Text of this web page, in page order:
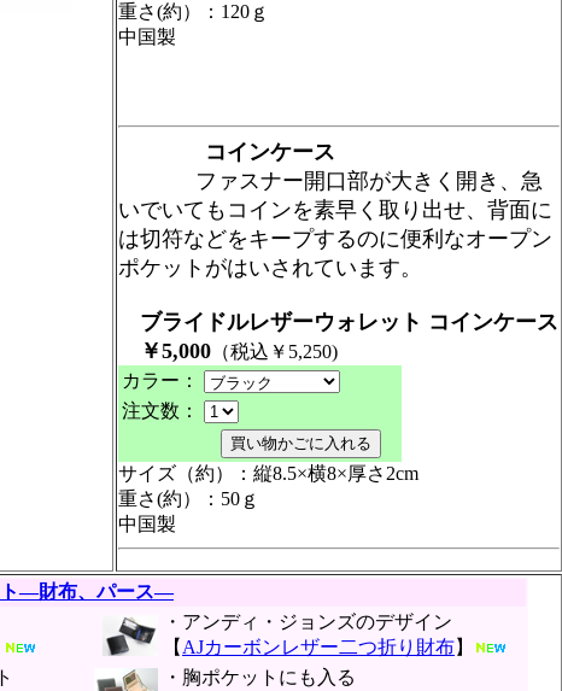
重さ(約）：120ｇ
中国製
コインケース
ファスナー開口部が大きく開き、急
いでいてもコインを素早く取り出せ、背面に
は切符などをキープするのに便利なオープン
ポケットがはいされています。
ブライドルレザーウォレット コインケース
￥5,000 （税込￥5,250)
カラー：
注文数：
サイズ（約）：縦8.5×横8×厚さ2cm
重さ(約）：50ｇ
中国製
ト―財布、パース―
・アンディ・ジョンズのデザイン
【 AJカーボンレザー二つ折り財布】
・胸ポケットにも入る